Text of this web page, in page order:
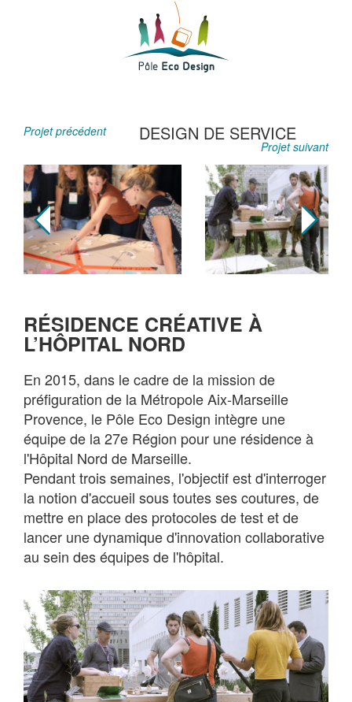
Projet précédent DESIGN DE SERVICE
Projet suivant
RÉSIDENCE CRÉATIVE À
L’HÔPITAL NORD
En 2015, dans le cadre de la mission de
préfiguration de la Métropole Aix-Marseille
Provence, le Pôle Eco Design intègre une
équipe de la 27e Région pour une résidence à
l'Hôpital Nord de Marseille.
Pendant trois semaines, l'objectif est d'interroger
la notion d'accueil sous toutes ses coutures, de
mettre en place des protocoles de test et de
lancer une dynamique d'innovation collaborative
au sein des équipes de l'hôpital.